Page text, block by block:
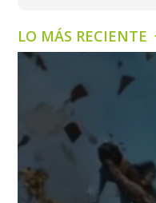
LO MÁS RECIENTE